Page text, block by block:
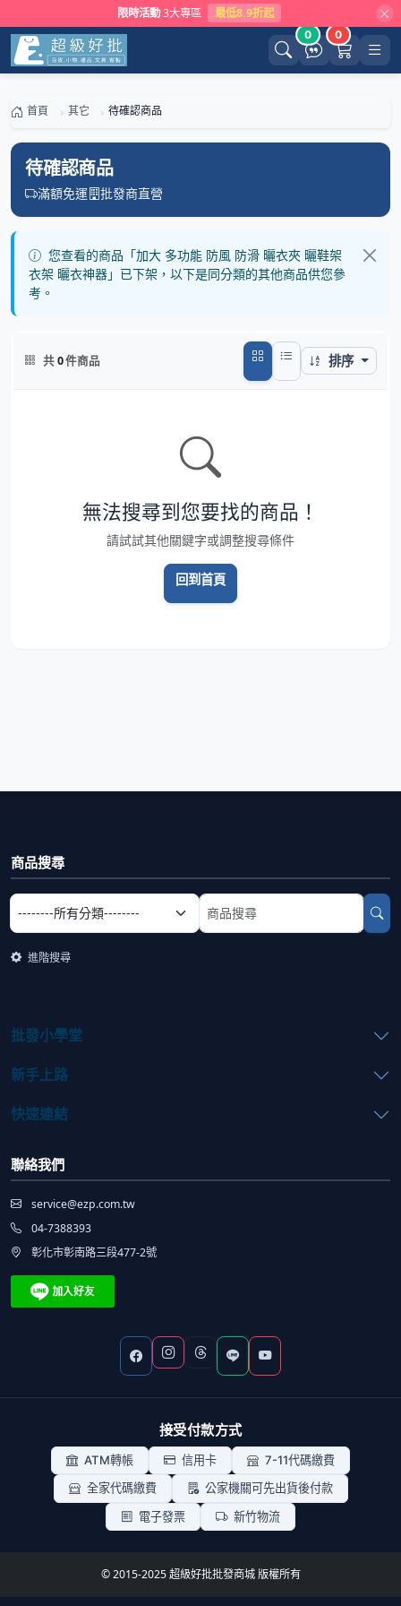
限時活動 3大專區 最低8.9折起
0 0
首頁 其它 待確認商品
待確認商品
滿額免運 批發商直營
您查看的商品「加大 多功能 防風 防滑 曬衣夾 曬鞋架
衣架 曬衣神器」已下架，以下是同分類的其他商品供您參
考。
共0件商品 排序
無法搜尋到您要找的商品！
請試試其他關鍵字或調整搜尋條件
回到首頁
商品搜尋
選擇商品分類
搜尋商品關鍵字
進階搜尋
批發小學堂
新手上路
快速連結
聯絡我們
service@ezp.com.tw
04-7388393
彰化市彰南路三段477-2號
接受付款方式
ATM轉帳 信用卡
7-11代碼繳費
全家代碼繳費
公家機關可先出貨後付款
電子發票
新竹物流
© 2015-2025 超級好批批發商城 版權所有